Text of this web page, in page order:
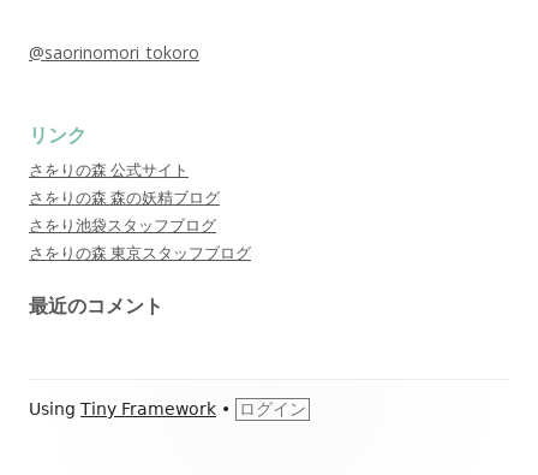
@saorinomori_tokoro
リンク
さをりの森 公式サイト
さをりの森 森の妖精ブログ
さをり池袋スタッフブログ
さをりの森 東京スタッフブログ
最近のコメント
Footer
Using Tiny Framework • ログイン